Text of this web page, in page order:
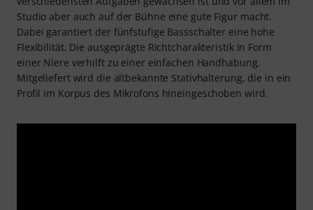
Studio aber auch auf der Bühne eine gute Figur macht.
Dabei garantiert der fünfstufige Bassschalter eine hohe
Flexibilität. Die ausgeprägte Richtcharakteristik in Form
einer Niere verhilft zu einer einfachen Handhabung.
Mitgeliefert wird die altbekannte Stativhalterung, die in ein
Profil im Korpus des Mikrofons hineingeschoben wird.